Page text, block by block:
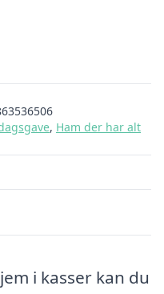
, Ham der har alt
i kasser kan du